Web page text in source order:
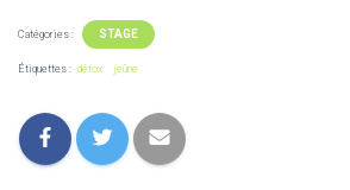
Catégories : STAGE
Étiquettes : détox jeûne